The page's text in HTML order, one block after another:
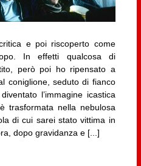
e poi riscoperto come
In effetti qualcosa di
però poi ho ripensato a
coniglione, seduto di fianco
l’immagine icastica
trasformata nella nebulosa
di cui sarei stato vittima in
dopo gravidanza e [...]